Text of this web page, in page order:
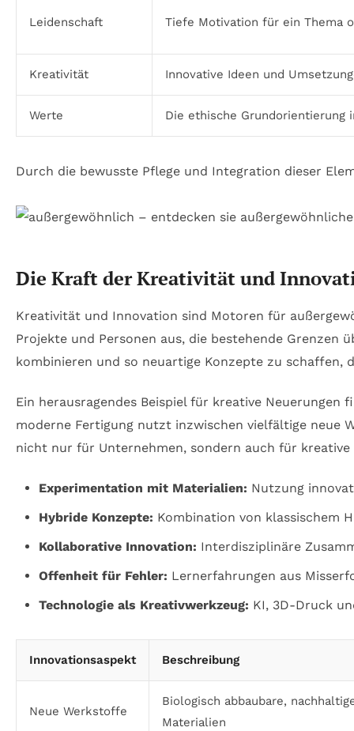
Leidenschaft Tiefe Motivation für ein Thema
Kreativität Innovative Ideen und
Werte Die ethische Grundorientierung
Durch die bewusste Pflege und Integration dieser
Die Kraft der Kreativität und
Kreativität und Innovation sind Motoren für
Projekte und Personen aus, die bestehende Grenzen
kombinieren und so neuartige Konzepte zu schaffen,
Ein herausragendes Beispiel für kreative
moderne Fertigung nutzt inzwischen vielfältige
nicht nur für Unternehmen, sondern auch für
Experimentation mit Materialien: Nutzung
Hybride Konzepte: Kombination von klassischem
Kollaborative Innovation: Interdisziplinäre
Offenheit für Fehler: Lernerfahrungen aus
Technologie als Kreativwerkzeug: KI, 3D-Druck
Innovationsaspekt Beschreibung
Neue Werkstoffe
Biologisch abbaubare,
Materialien